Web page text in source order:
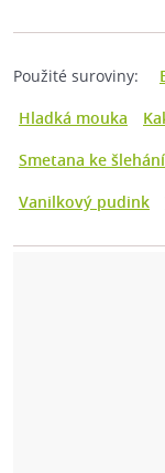
Použité suroviny:
Hladká mouka
Smetana ke šlehání
Vanilkový pudink